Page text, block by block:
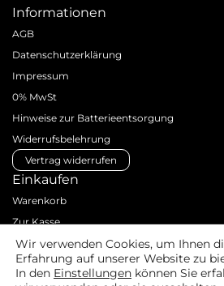
Informationen
AGB
Datenschutzerklärung
Impressum
0% MwSt
Hinweise zur Batterieentsorgung
Widerrufsbelehrung
Vertrag widerrufen
Einkaufen
Warenkorb
Zur Kasse
Zahlungsarten
Versandarten & -kosten
Wir verwenden Cookies, um Ihnen
Erfahrung auf unserer Website zu
In den Einstellungen können Sie